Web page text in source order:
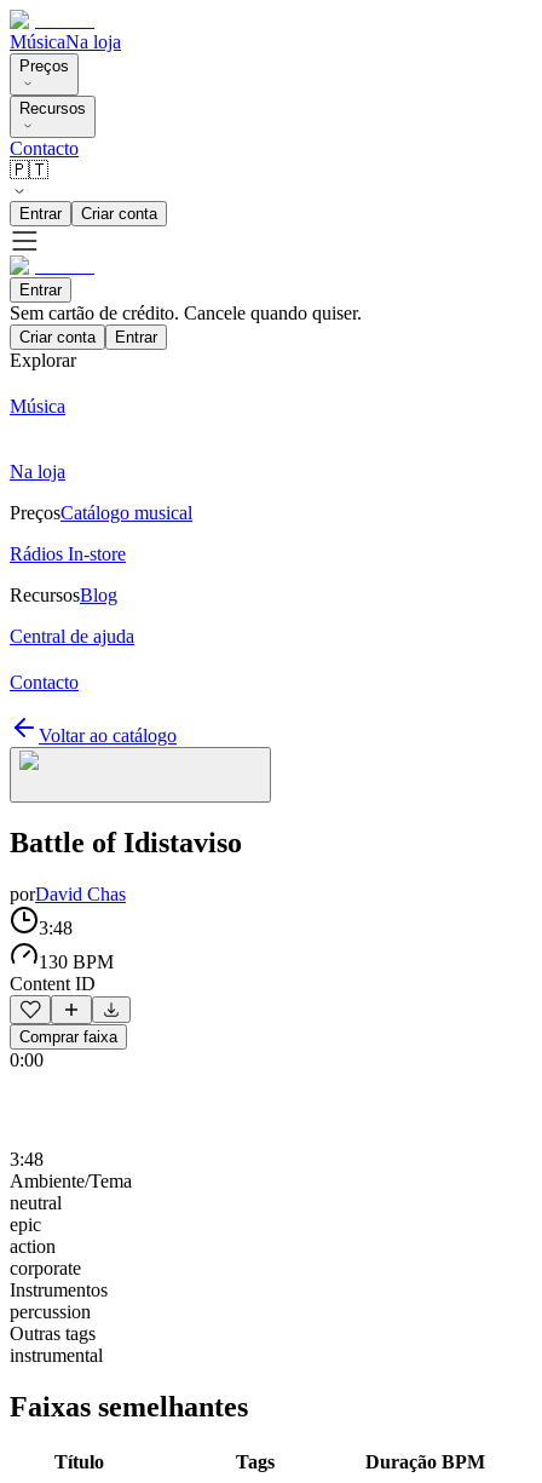
MúsicaNa loja
Preços
Recursos
Contacto
🇵🇹
Entrar Criar conta
Entrar
Sem cartão de crédito. Cancele quando quiser.
Criar conta Entrar
Explorar
Música
Na loja
PreçosCatálogo musical
Rádios In-store
RecursosBlog
Central de ajuda
Contacto
Voltar ao catálogo
Battle of Idistaviso
porDavid Chas
3:48
130 BPM
Content ID
Comprar faixa
0:00
3:48
Ambiente/Tema
neutral
epic
action
corporate
Instrumentos
percussion
Outras tags
instrumental
Faixas semelhantes
Título Tags Duração BPM